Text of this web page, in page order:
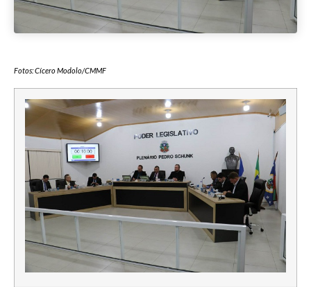
Fotos: Cícero Modolo/CMMF